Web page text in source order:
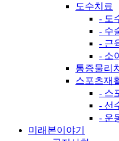
도수치료
- 도
- 수
- 근
- 소
통증물리
스포츠재
- 스
- 선
- 운
미래본이야기